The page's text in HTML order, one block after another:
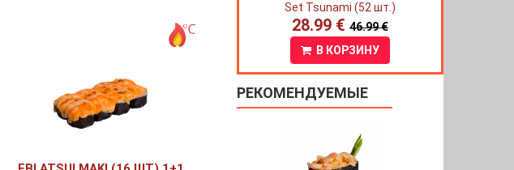
Set Tsunami (52 шт.)
28.99 € 46.99 €
В КОРЗИНУ
РЕКОМЕНДУЕМЫЕ